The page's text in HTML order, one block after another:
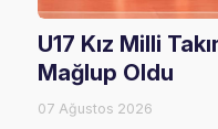
U17 Kız Milli
Mağlup Oldu
07 Ağustos 2026